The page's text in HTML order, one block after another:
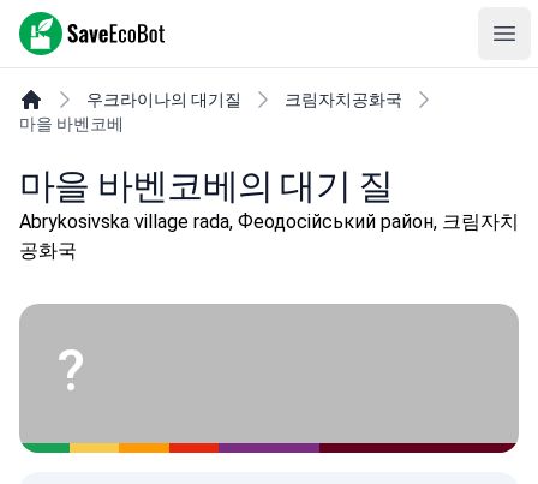
SaveEcoBot
우크라이나의 대기질
크림자치공화국
마을 바벤코베
마을 바벤코베의 대기 질
Abrykosivska village rada, Феодосійський район, 크림자치
공화국
?